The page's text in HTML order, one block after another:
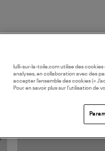
VUS
lulli-sur-la-toile.com utilise des
analyses, en collaboration avec des
accepter l’ensemble des cookies («
Pour en savoir plus sur l’utilisation de